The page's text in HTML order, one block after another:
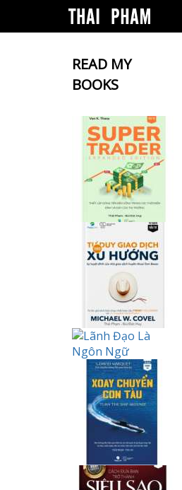
READ MY
BOOKS